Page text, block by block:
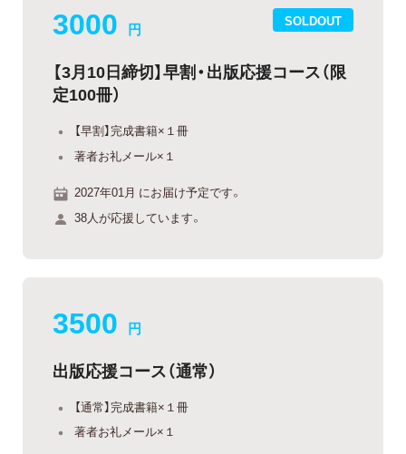
SOLDOUT
3000 円
【3月10日締切】早割・出版応援コース（限
定100冊）
【早割】完成書籍×１冊
著者お礼メール×１
2027年01月 にお届け予定です。
38人が応援しています。
3500 円
出版応援コース（通常）
【通常】完成書籍×１冊
著者お礼メール×１